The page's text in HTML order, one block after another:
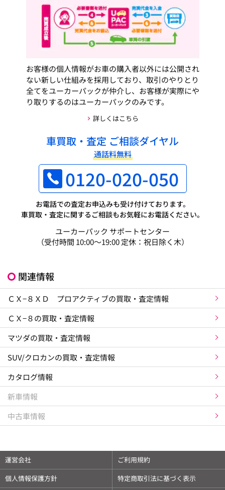
お客様の個人情報がお車の購入者以外には公開され
ない新しい仕組みを採用しており、取引のやりとり
全てをユーカーパックが仲介し、お客様が実際にや
り取りするのはユーカーパックのみです。
詳しくはこちら
車買取・査定 ご相談ダイヤル
通話料無料
0120-020-050
お電話での査定お申込みも受け付けております。
車買取・査定に関するご相談もお気軽にお電話ください。
ユーカーパック サポートセンター
（受付時間 10:00～19:00 定休：祝日除く木）
関連情報
ＣＸ−８ＸＤ プロアクティブの買取・査定情報
ＣＸ−８の買取・査定情報
マツダの買取・査定情報
SUV/クロカンの買取・査定情報
カタログ情報
新車情報
中古車情報
運営会社
ご利用規約
個人情報保護方針
特定商取引法に基づく表示